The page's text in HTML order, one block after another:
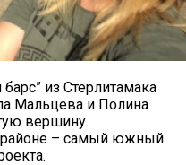
из Стерлитамака
Мальцева и Полина
вершину.
районе – самый южный